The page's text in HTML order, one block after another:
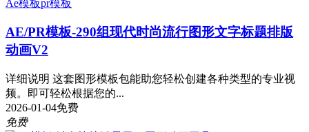
Ae模板pr模板
AE/PR模板-290组现代时尚流行图形文字标题排版
动画V2
详细说明 这套图形模板包能助您轻松创建各种类型的专业视
频。即可轻松根据您的...
2026-01-04免费
免费